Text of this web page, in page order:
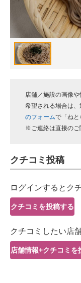
進化するPCとデバ
好きが集まる 比べ
ビジネスと働き方の
企業ITのトレンドを
経営リーダーのコ
ITエンジニア向け専
企業向けIT製品の
IT製品の技術・比較
製造業のIT導入・
エレクトロニクス
店舗／施設の画像
希望される場合は、
のフォームで「ねと
※ご連絡は直接のご
クチコミ投稿
ログインするとク
クチコミを投稿する
クチコミしたい店
店舗情報+クチコミを